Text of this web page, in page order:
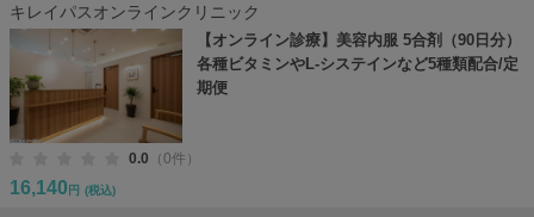
キレイパスオンラインクリニック
【オンライン診療】美容内服 5合剤（90日分）
各種ビタミンやL-システインなど5種類配合/定
期便
0.0 （0件）
16,140 円 (税込)